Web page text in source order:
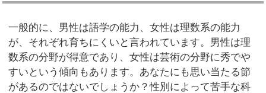
一般的に、男性は語学の能力、女性は理数系の能力
が、それぞれ育ちにくいと言われています。男性は理
数系の分野が得意であり、女性は芸術の分野に秀でや
すいという傾向もあります。あなたにも思い当たる節
があるのではないでしょうか？性別によって苦手な科